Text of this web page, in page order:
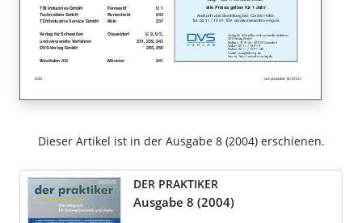
Dieser Artikel ist in der Ausgabe 8 (2004) erschienen.
DER PRAKTIKER
Ausgabe 8 (2004)